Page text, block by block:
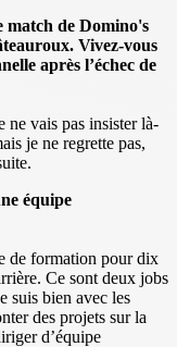
match de Domino's
Vivez-vous
après l’échec de
ne vais pas insister là-
je ne regrette pas,
équipe
de formation pour dix
Ce sont deux jobs
suis bien avec les
des projets sur la
d’équipe